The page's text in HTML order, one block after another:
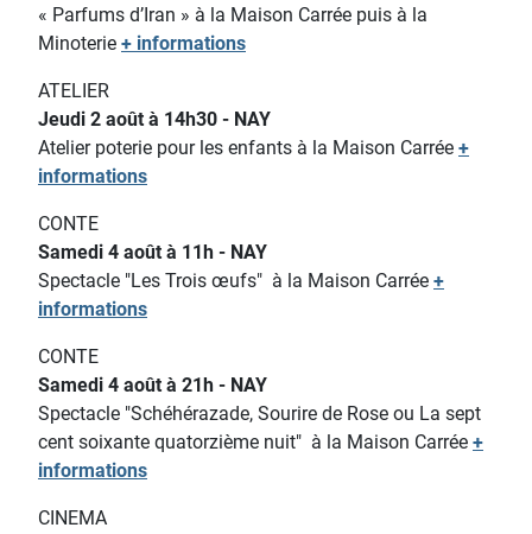
« Parfums d’Iran » à la Maison Carrée puis à la
Minoterie + informations
ATELIER
Jeudi 2 août à 14h30 - NAY
Atelier poterie pour les enfants à la Maison Carrée +
informations
CONTE
Samedi 4 août à 11h - NAY
Spectacle "Les Trois œufs" à la Maison Carrée +
informations
CONTE
Samedi 4 août à 21h - NAY
Spectacle "Schéhérazade, Sourire de Rose ou La sept
cent soixante quatorzième nuit" à la Maison Carrée +
informations
CINEMA